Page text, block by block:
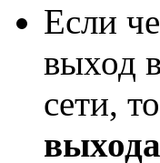
Если
выход
сети,